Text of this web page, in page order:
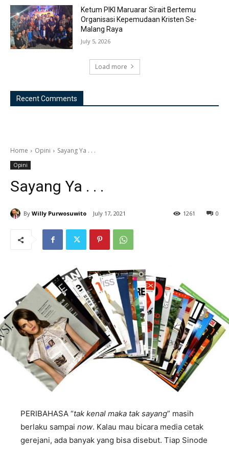
Ketum PIKI Maruarar Sirait Bertemu
Organisasi Kepemudaan Kristen Se-
Malang Raya
July 5, 2026
Load more
Recent Comments